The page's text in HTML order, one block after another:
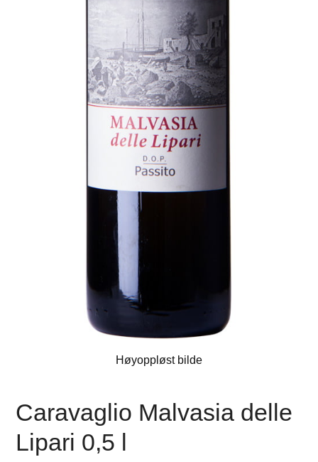
Høyoppløst bilde
Caravaglio Malvasia delle
Lipari 0,5 l